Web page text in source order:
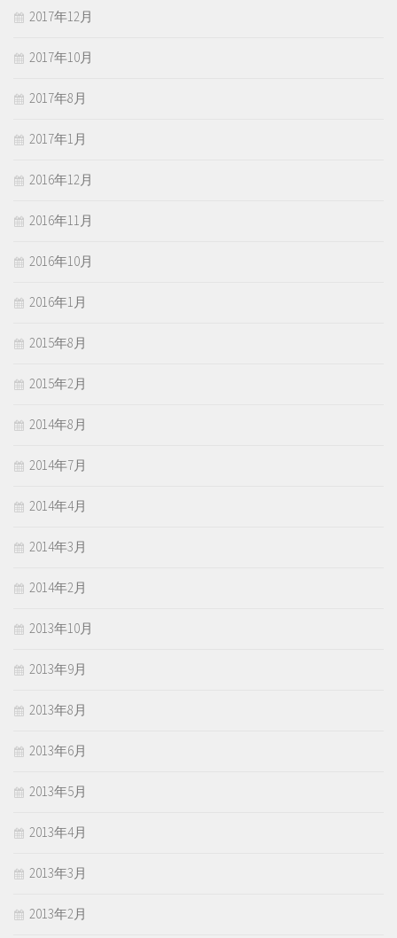
2017年12月
2017年10月
2017年8月
2017年1月
2016年12月
2016年11月
2016年10月
2016年1月
2015年8月
2015年2月
2014年8月
2014年7月
2014年4月
2014年3月
2014年2月
2013年10月
2013年9月
2013年8月
2013年6月
2013年5月
2013年4月
2013年3月
2013年2月